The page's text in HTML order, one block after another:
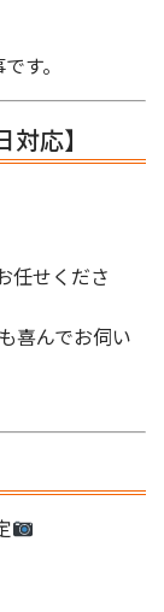
す。
応】
任せくださ
喜んでお伺い